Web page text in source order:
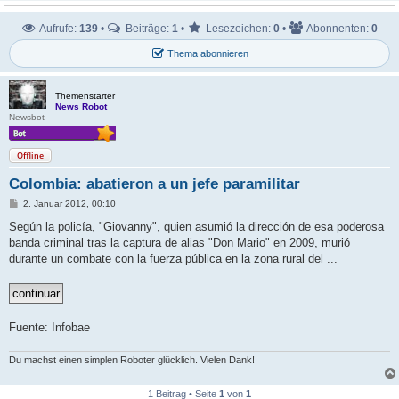
Thema abonnieren
Aufrufe: 139 • Beiträge: 1 • Lesezeichen: 0 • Abonnenten: 0
Themenstarter
News Robot
Newsbot
Offline
Colombia: abatieron a un jefe paramilitar
B
i
r
a
2. Januar 2012, 00:10
Según la policía, "Giovanny", quien asumió la dirección de esa poderosa
banda criminal tras la captura de alias "Don Mario" en 2009, murió
durante un combate con la fuerza pública en la zona rural del ...
Fuente: Infobae
Du machst einen simplen Roboter glücklich. Vielen Dank!
1 Beitrag • Seite 1 von 1